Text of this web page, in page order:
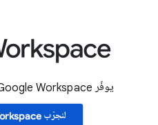
يوفّر Google Workspace ميزات متقدّمة لمؤسستك
لنجرّب Google Workspace الآن